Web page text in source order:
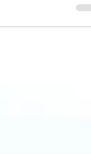
2025 🇫🇷